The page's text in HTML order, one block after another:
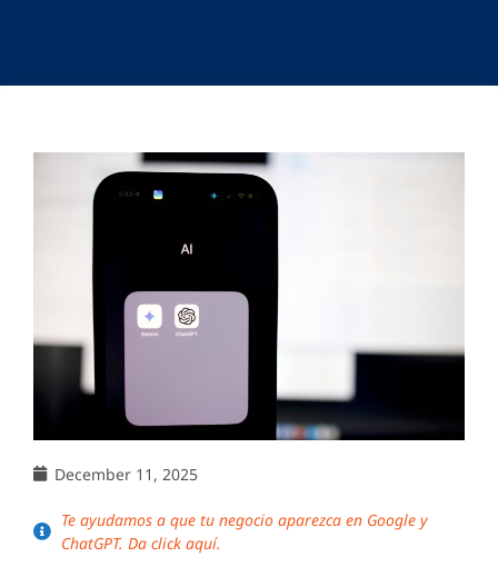
December 11, 2025
Te ayudamos a que tu negocio aparezca en Google y
ChatGPT. Da click aquí.